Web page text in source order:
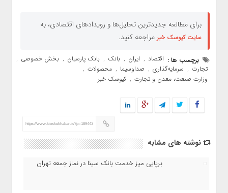
برای مطالعه جدیدترین تحلیل‌ها و رویدادهای اقتصادی، به
سایت کیوسک خبرمراجعه کنید.
برچسب ها : اقتصاد , ایران , بانک , بانک پارسیان , بخش خصوصی ,
تجارت , سرمایه‌گذاری , صداوسیما , محصولات ,
وزارت صنعت، معدن و تجارت , کیوسک خبر
https://www.kioskekhabar.ir/?p=189443
نوشته های مشابه
برپایی میز خدمت بانک سینا در نماز جمعه تهران